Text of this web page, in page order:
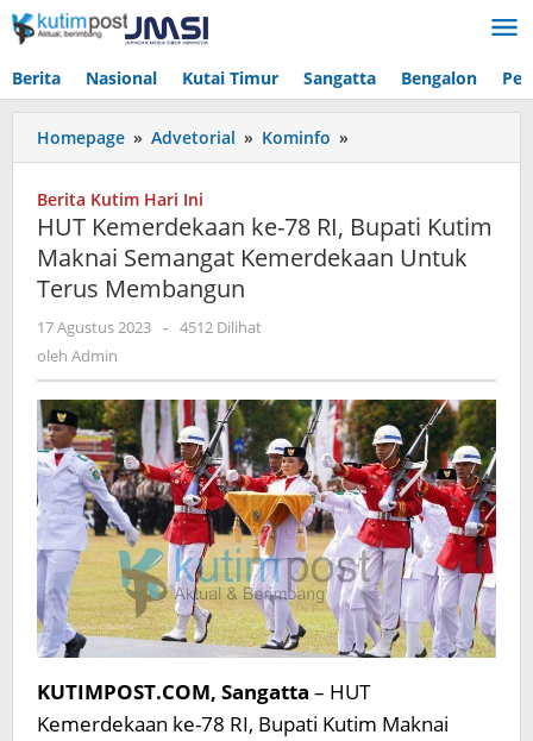
Lewati
ke
Berita Nasional Kutai Timur Sangatta Bengalon
Homepage » Advetorial » Kominfo »
Kemerdekaan
RI,
Bupati
Untuk
Terus
Membangun
Berita Kutim Hari Ini
HUT Kemerdekaan ke-78 RI, Bupati Kutim
Maknai Semangat Kemerdekaan Untuk
Terus Membangun
17 Agustus 2023 oleh
- 4512 Dilihat
oleh Admin
KUTIMPOST.COM, Sangatta – HUT
Kemerdekaan ke-78 RI, Bupati Kutim Maknai